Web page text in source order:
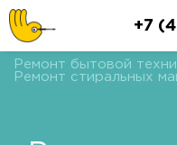
+7
Ремонт бытовой
Ремонт стиральных